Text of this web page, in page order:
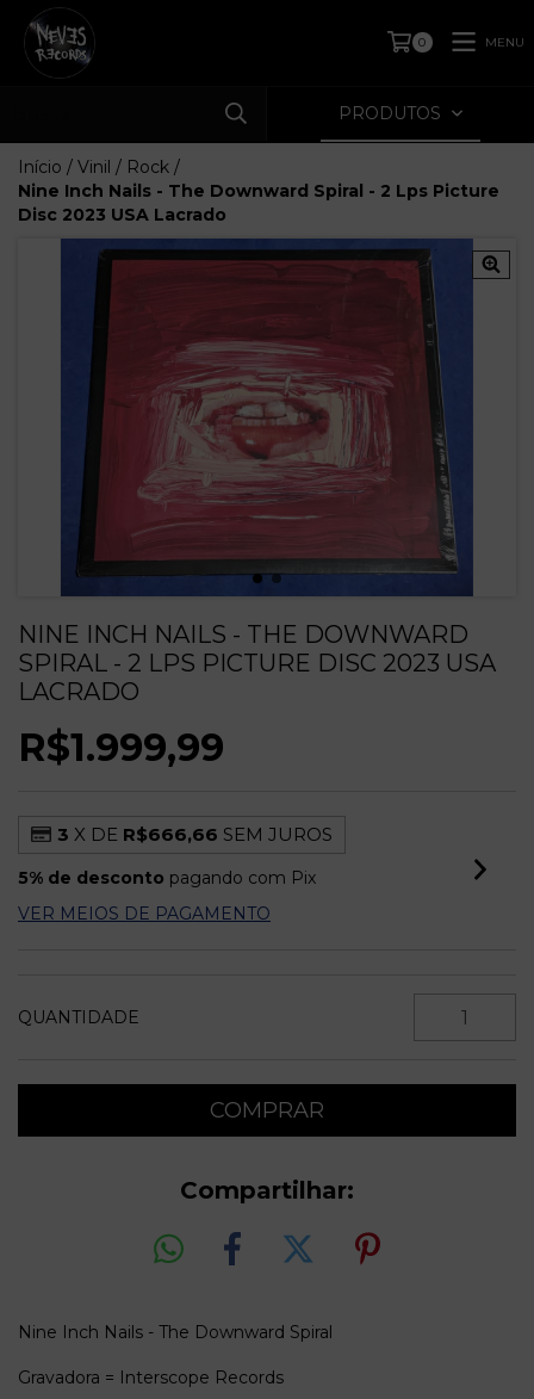
0 MENU
PRODUTOS
Início / Vinil / Rock /
Nine Inch Nails - The Downward Spiral - 2 Lps Picture
Disc 2023 USA Lacrado
NINE INCH NAILS - THE DOWNWARD
SPIRAL - 2 LPS PICTURE DISC 2023 USA
LACRADO
R$1.999,99
3 X DE R$666,66 SEM JUROS
5% de desconto pagando com Pix
VER MEIOS DE PAGAMENTO
QUANTIDADE
Compartilhar:
Nine Inch Nails - The Downward Spiral
Gravadora = Interscope Records